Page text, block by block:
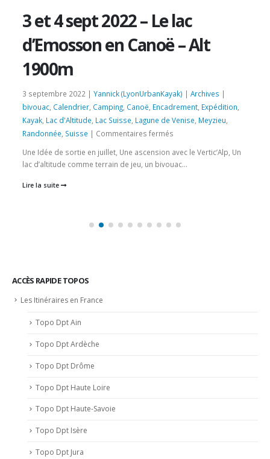
3 et 4 sept 2022 – Le lac
d’Emosson en Canoë – Alt
1900m
3 septembre 2022 | Yannick (LyonUrbanKayak) | Archives |
bivouac Calendrier Camping Canoë Encadrement Expédition
Kayak Lac d'Altitude Lac Suisse Lagune de Venise Meyzieu
Randonnée Suisse | Commentaires fermés
Le
Une Idée de sortie en juillet, Une ascension avec le Vertic’Alp, Un
lac d’altitude comme terrain de jeu, un bivouac...
Lire la suite
ACCÈS RAPIDE TOPOS
Les Itinéraires en France
Topo Dpt Ain
Topo Dpt Ardèche
Topo Dpt Drôme
Topo Dpt Haute Loire
Topo Dpt Haute-Savoie
Topo Dpt Isère
Topo Dpt Jura